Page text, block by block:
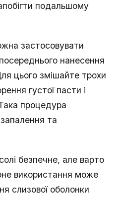
подальшому
застосовувати
нанесення
цього змішайте трохи
густої пасти і
процедура
та
безпечне, але варто
використання може
слизової оболонки